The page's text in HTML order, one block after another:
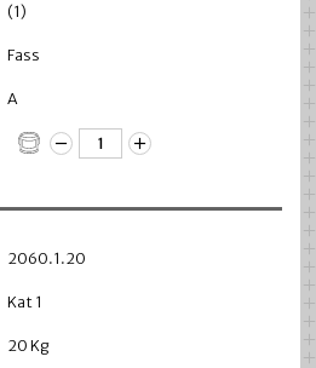
(1)
Fass
A
2060.1.20
Kat 1
20 Kg